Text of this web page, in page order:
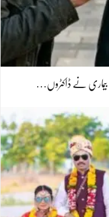
بیماری نے ڈاکٹروں…